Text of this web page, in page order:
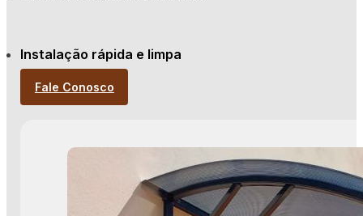
Instalação rápida e limpa
Fale Conosco